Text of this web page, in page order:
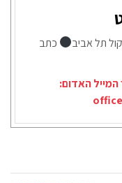
תל אביב
כתב
האדום: